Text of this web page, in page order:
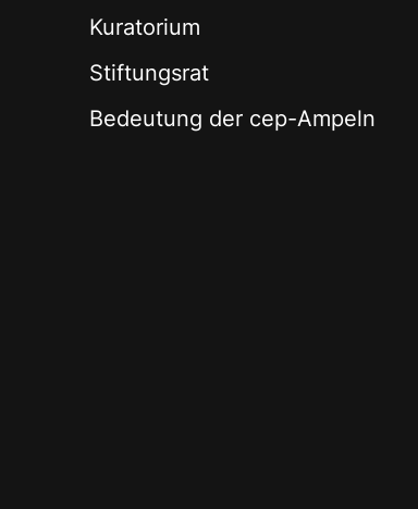
Kuratorium
Stiftungsrat
Bedeutung der cep-Ampeln